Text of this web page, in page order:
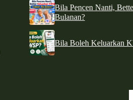
Bila Pencen Nanti,
Bulanan?
Bila Boleh Keluarkan